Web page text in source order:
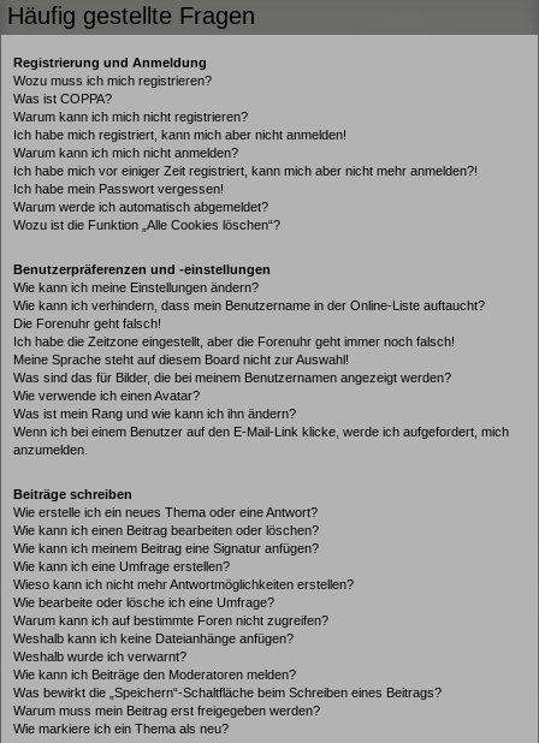
Häufig gestellte Fragen
Registrierung und Anmeldung
Wozu muss ich mich registrieren?
Was ist COPPA?
Warum kann ich mich nicht registrieren?
Ich habe mich registriert, kann mich aber nicht anmelden!
Warum kann ich mich nicht anmelden?
Ich habe mich vor einiger Zeit registriert, kann mich aber nicht mehr anmelden?!
Ich habe mein Passwort vergessen!
Warum werde ich automatisch abgemeldet?
Wozu ist die Funktion „Alle Cookies löschen“?
Benutzerpräferenzen und -einstellungen
Wie kann ich meine Einstellungen ändern?
Wie kann ich verhindern, dass mein Benutzername in der Online-Liste auftaucht?
Die Forenuhr geht falsch!
Ich habe die Zeitzone eingestellt, aber die Forenuhr geht immer noch falsch!
Meine Sprache steht auf diesem Board nicht zur Auswahl!
Was sind das für Bilder, die bei meinem Benutzernamen angezeigt werden?
Wie verwende ich einen Avatar?
Was ist mein Rang und wie kann ich ihn ändern?
Wenn ich bei einem Benutzer auf den E-Mail-Link klicke, werde ich aufgefordert, mich
anzumelden.
Beiträge schreiben
Wie erstelle ich ein neues Thema oder eine Antwort?
Wie kann ich einen Beitrag bearbeiten oder löschen?
Wie kann ich meinem Beitrag eine Signatur anfügen?
Wie kann ich eine Umfrage erstellen?
Wieso kann ich nicht mehr Antwortmöglichkeiten erstellen?
Wie bearbeite oder lösche ich eine Umfrage?
Warum kann ich auf bestimmte Foren nicht zugreifen?
Weshalb kann ich keine Dateianhänge anfügen?
Weshalb wurde ich verwarnt?
Wie kann ich Beiträge den Moderatoren melden?
Was bewirkt die „Speichern“-Schaltfläche beim Schreiben eines Beitrags?
Warum muss mein Beitrag erst freigegeben werden?
Wie markiere ich ein Thema als neu?